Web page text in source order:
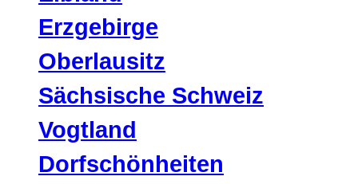
Erzgebirge
Oberlausitz
Sächsische Schweiz
Vogtland
Dorfschönheiten